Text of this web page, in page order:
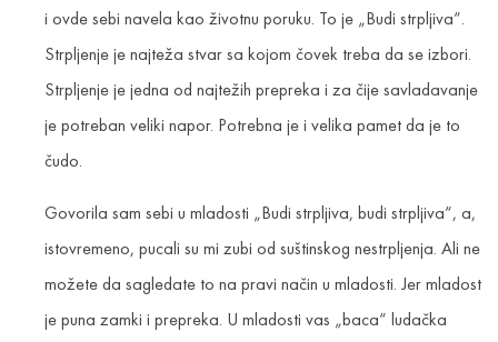
i ovde sebi navela kao životnu poruku. To je „Budi strpljiva“.
Strpljenje je najteža stvar sa kojom čovek treba da se izbori.
Strpljenje je jedna od najtežih prepreka i za čije savladavanje
je potreban veliki napor. Potrebna je i velika pamet da je to
čudo.
Govorila sam sebi u mladosti „Budi strpljiva, budi strpljiva“, a,
istovremeno, pucali su mi zubi od suštinskog nestrpljenja. Ali ne
možete da sagledate to na pravi način u mladosti. Jer mladost
je puna zamki i prepreka. U mladosti vas „baca“ ludačka